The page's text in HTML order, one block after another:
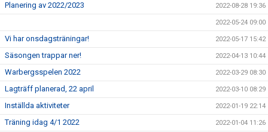
Planering av 2022/2023 2022-08-28 19:36
2022-05-24 09:00
Vi har onsdagsträningar! 2022-05-17 15:42
Säsongen trappar ner! 2022-04-13 10:44
Warbergsspelen 2022 2022-03-29 08:30
Lagträff planerad, 22 april 2022-03-10 08:29
Inställda aktiviteter 2022-01-19 22:14
Träning idag 4/1 2022 2022-01-04 11:26